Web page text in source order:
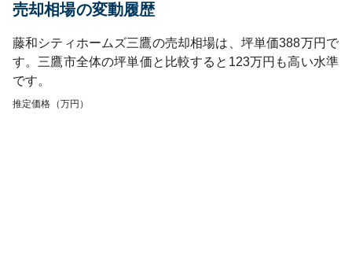
売却相場の変動履歴
藤和シティホームズ三鷹の売却相場は、坪単価388万円で
す。 三鷹市全体の坪単価と比較すると 123万円も高い水準
です。
推定価格（万円）